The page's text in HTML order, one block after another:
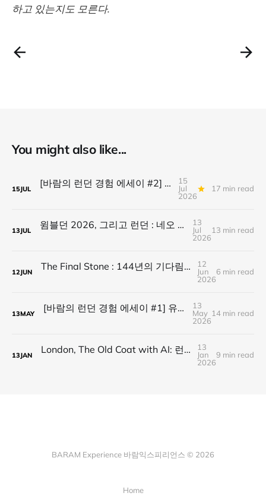
하고 있는지도 모른다.
You might also like...
15JUL [바람의 런던 경험 에세이 #2] 윔블던 사전 답사기: 잔디, 고독, 그리고 행운
15
Jul
2026
17 min read
13JUL 윔블던 2026, 그리고 런던 : 네오 폴리매스를 닮은 도시 브랜드
13
Jul
2026
13 min read
12JUN The Final Stone : 144년의 기다림, 미완에서 연대로
12
Jun
2026
6 min read
13MAY [바람의 런던 경험 에세이 #1] 유로스타 첫 경험: 짐, 샴페인, 그리고 노이즈 캔슬링
13
May
2026
14 min read
13JAN London, The Old Coat with AI: 런던, 낡은 코트 속의 인공지능
13
Jan
2026
9 min read
BARAM Experience 바람익스피리언스 © 2026
Home